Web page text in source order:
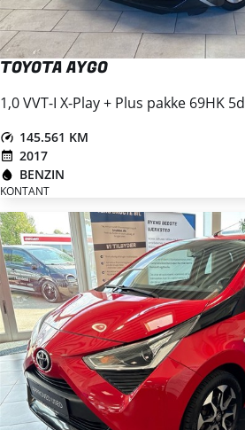
TOYOTA AYGO
1,0 VVT-I X-Play + Plus pakke 69HK 5d
145.561 KM
2017
BENZIN
KONTANT